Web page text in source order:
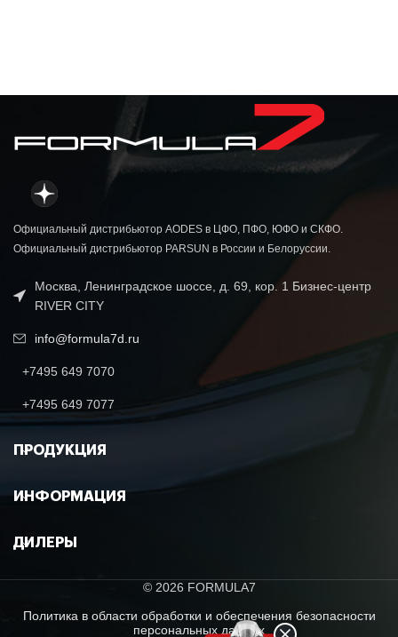
Официальный дистрибьютор AODES в ЦФО, ПФО, ЮФО и СКФО.
Официальный дистрибьютор PARSUN в России и Белоруссии.
Москва, Ленинградское шоссе, д. 69, кор. 1 Бизнес-центр
RIVER CITY
info@formula7d.ru
+7495 649 7070
+7495 649 7077
ПРОДУКЦИЯ
ИНФОРМАЦИЯ
ДИЛЕРЫ
© 2026 FORMULA7
Политика в области обработки и обеспечения безопасности
персональных данных